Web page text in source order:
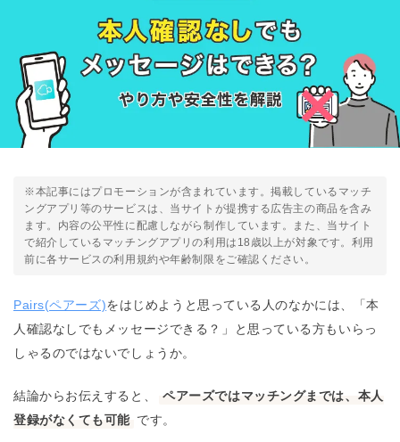
※本記事にはプロモーションが含まれています。掲載しているマッチ
ングアプリ等のサービスは、当サイトが提携する広告主の商品を含み
ます。内容の公平性に配慮しながら制作しています。また、当サイト
で紹介しているマッチングアプリの利用は18歳以上が対象です。利用
前に各サービスの利用規約や年齢制限をご確認ください。
Pairs(ペアーズ)をはじめようと思っている人のなかには、「本
人確認なしでもメッセージできる？」と思っている方もいらっ
しゃるのではないでしょうか。
結論からお伝えすると、
ペアーズではマッチングまでは、本人
登録がなくても可能 です。